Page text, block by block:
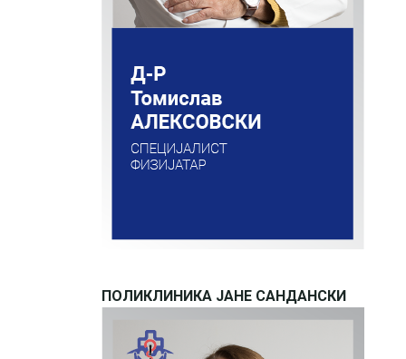
ПОЛИКЛИНИКА ЈАНЕ САНДАНСКИ